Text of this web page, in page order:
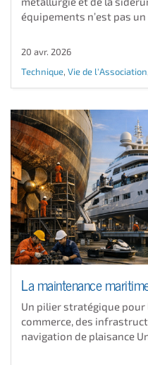
équipements n’est pas un
20 avr. 2026
Technique, Vie de l'Association
La maintenance
Un pilier stratégique
commerce, des
navigation de plaisance